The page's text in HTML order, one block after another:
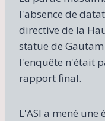
l'absence de
directive de la
statue de
l'enquête n'était
rapport final.
L'ASI a mené